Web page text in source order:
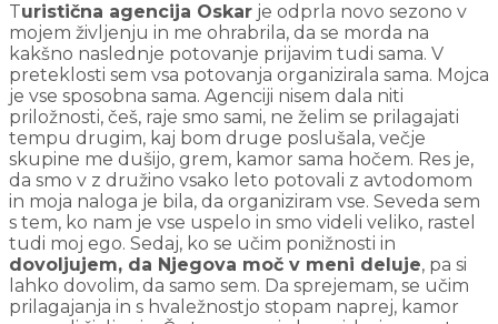
Turistična agencija Oskar je odprla novo sezono v
mojem življenju in me ohrabrila, da se morda na
kakšno naslednje potovanje prijavim tudi sama. V
preteklosti sem vsa potovanja organizirala sama. Mojca
je vse sposobna sama. Agenciji nisem dala niti
priložnosti, češ, raje smo sami, ne želim se prilagajati
tempu drugim, kaj bom druge poslušala, večje
skupine me dušijo, grem, kamor sama hočem. Res je,
da smo v z družino vsako leto potovali z avtodomom
in moja naloga je bila, da organiziram vse. Seveda sem
s tem, ko nam je vse uspelo in smo videli veliko, rastel
tudi moj ego. Sedaj, ko se učim ponižnosti in
dovoljujem, da Njegova moč v meni deluje, pa si
lahko dovolim, da samo sem. Da sprejemam, se učim
prilagajanja in s hvaležnostjo stopam naprej, kamor